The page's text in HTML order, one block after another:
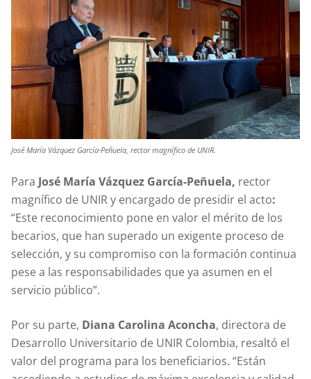
José María Vázquez García-Peñuela, rector magnífico de UNIR.
Para José María Vázquez García-Peñuela, rector
magnífico de UNIR y encargado de presidir el acto:
“Este reconocimiento pone en valor el mérito de los
becarios, que han superado un exigente proceso de
selección, y su compromiso con la formación continua
pese a las responsabilidades que ya asumen en el
servicio público”.
Por su parte, Diana Carolina Aconcha, directora de
Desarrollo Universitario de UNIR Colombia, resaltó el
valor del programa para los beneficiarios. “Están